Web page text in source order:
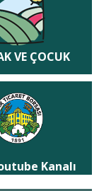
VE ÇOCUK
Kanalı